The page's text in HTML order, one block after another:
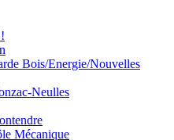
Bois/Energie/Nouvelles
Neulles
Mécanique